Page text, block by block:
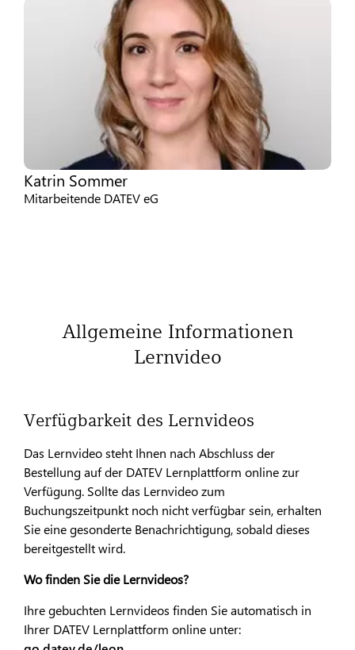
Katrin Sommer
Mitarbeitende DATEV eG
Allgemeine Informationen
Lernvideo
Verfügbarkeit des Lernvideos
Das Lernvideo steht Ihnen nach Abschluss der
Bestellung auf der DATEV Lernplattform online zur
Verfügung. Sollte das Lernvideo zum
Buchungszeitpunkt noch nicht verfügbar sein, erhalten
Sie eine gesonderte Benachrichtigung, sobald dieses
bereitgestellt wird.
Wo finden Sie die Lernvideos?
Ihre gebuchten Lernvideos finden Sie automatisch in
Ihrer DATEV Lernplattform online unter: